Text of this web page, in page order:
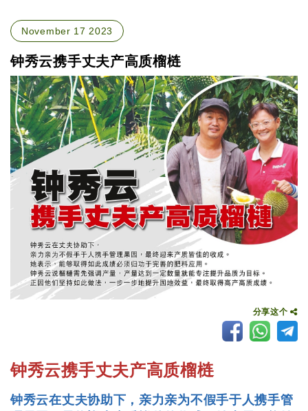
November 17 2023
钟秀云携手丈夫产高质榴梿
分享这个
钟秀云携手丈夫产高质榴梿
钟秀云在丈夫协助下，亲力亲为不假手于人携手管